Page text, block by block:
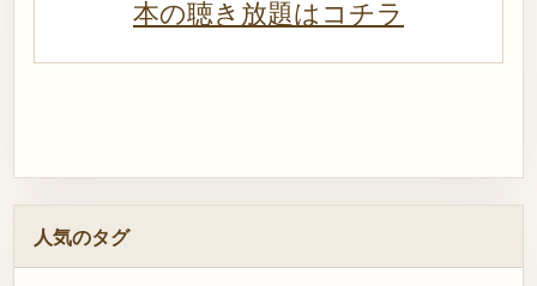
本の聴き放題はコチラ
人気のタグ